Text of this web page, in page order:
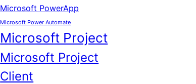
Microsoft PowerApp
Microsoft Power Automate
Microsoft Project
Microsoft Project
Client